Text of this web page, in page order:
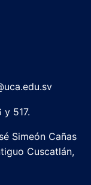
517.
Simeón Cañas
Cuscatlán,